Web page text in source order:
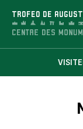
TROFEO DE